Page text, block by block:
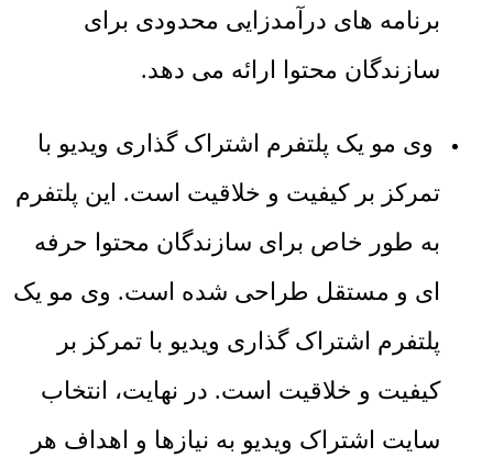
برنامه های درآمدزایی محدودی برای
سازندگان محتوا ارائه می دهد.
وی مو یک پلتفرم اشتراک گذاری ویدیو با
تمرکز بر کیفیت و خلاقیت است. این پلتفرم
به طور خاص برای سازندگان محتوا حرفه
ای و مستقل طراحی شده است. وی مو یک
پلتفرم اشتراک گذاری ویدیو با تمرکز بر
کیفیت و خلاقیت است. در نهایت، انتخاب
سایت اشتراک ویدیو به نیازها و اهداف هر